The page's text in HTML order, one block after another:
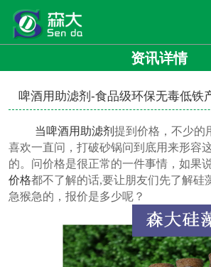
资讯详情
啤酒用助滤剂-食品级环保无毒低铁
当啤酒用助滤剂 提到价格，不少的
喜欢一直问，打破砂锅问到底用来形容
的。问价格是很正常的一件事情，如果
价格都不了解的话,要让朋友们先了解硅
急猴急的，报价是多少呢？